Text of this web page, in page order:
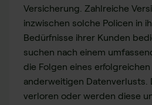
Versicherung. Zahlreiche
inzwischen solche Policen in
Bedürfnisse ihrer Kunden
suchen nach einem
die Folgen eines
anderweitigen Datenverlusts.
verloren oder werden diese